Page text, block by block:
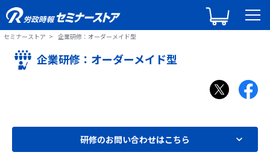
セミナーストア 企業研修：オーダーメイド型
企業研修：オーダーメイド型
研修のお問い合わせはこちら